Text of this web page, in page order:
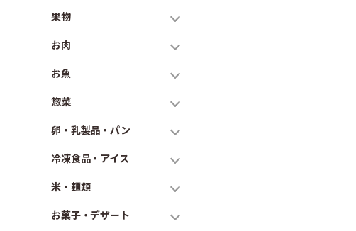
果物
お肉
お魚
惣菜
卵・乳製品・パン
冷凍食品・アイス
米・麺類
お菓子・デザート